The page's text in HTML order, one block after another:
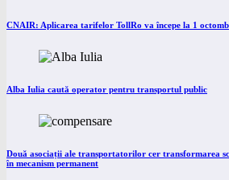
CNAIR: Aplicarea tarifelor TollRo va începe la 1
Alba Iulia caută operator pentru transportul public
Două asociații ale transportatorilor cer transformarea
în mecanism permanent